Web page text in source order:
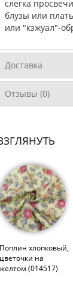
слегка
блузы или
или "кэжуал"-
Доставка
Отзывы (0)
Поплин хлопковый,
цветочки на
желтом (014517)